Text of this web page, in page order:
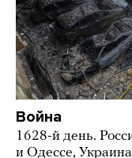
Война
1628-й день.
и Одессе,